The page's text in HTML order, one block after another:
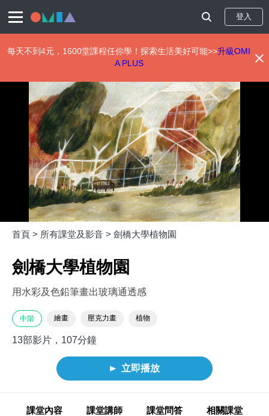
登入
每天不到4元，1600堂課程任你學！探索生活美好可能>>升級OMI
A PLUS
首頁 > 所有課堂及影音 > 劍橋大學植物園
劍橋大學植物園
用水彩及色鉛筆畫出玻璃通透感
中階 繪畫 壓克力畫 植物
13部影片，107分鐘
立即播放
課堂內容 課堂講師 課堂問答 相關課堂